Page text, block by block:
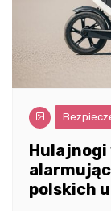
Hulajnogi
polskich